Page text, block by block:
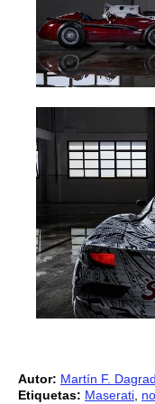
Autor: Martín F.
Etiquetas: Maserati,